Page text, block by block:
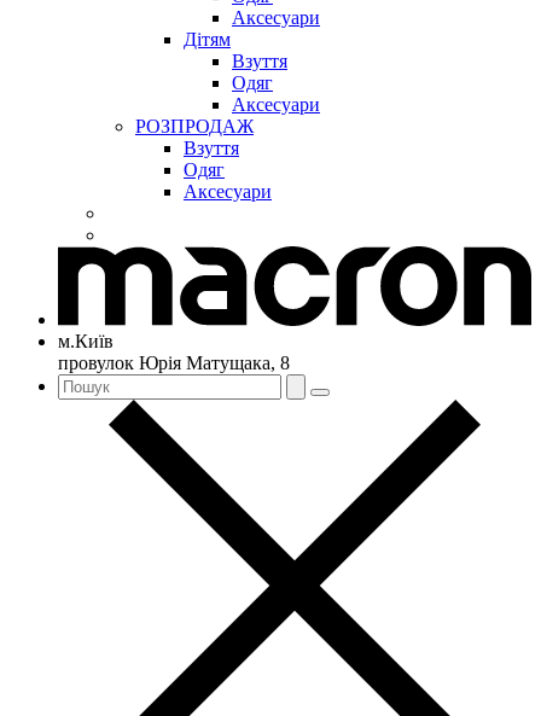
Аксесуари
Дітям
Взуття
Одяг
Аксесуари
РОЗПРОДАЖ
Взуття
Одяг
Аксесуари
м.Київ
провулок Юрія Матущака, 8